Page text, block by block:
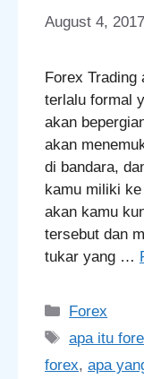
August 4, 2017
Forex
terlalu formal
akan
akan
di bandara,
kamu miliki
akan kamu
tersebut dan
tukar yang …
Categories
Forex
Tags
apa itu
forex, apa